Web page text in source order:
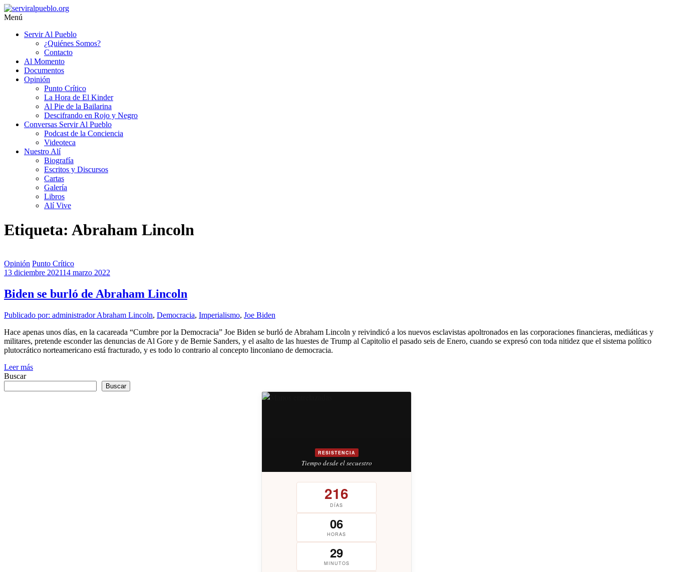
Saltar
al
#SomosServirAlPueblo
Menú
Servir Al Pueblo
¿Quiénes Somos?
Contacto
Al Momento
Documentos
Opinión
Punto Crítico
La Hora de El Kinder
Al Pie de la Bailarina
Descifrando en Rojo y Negro
Conversas Servir Al Pueblo
Podcast de la Conciencia
Videoteca
Nuestro Alí
Biografía
Escritos y Discursos
Cartas
Galería
Libros
Alí Vive
Etiqueta: Abraham Lincoln
Opinión Punto Crítico
13 diciembre 202114 marzo 2022
Biden se burló de Abraham Lincoln
Publicado por: administradorAbraham Lincoln, Democracia, Imperialismo, Joe Biden
Hace apenas unos días, en la cacareada “Cumbre por la Democracia” Joe Biden se burló de Abraham Lincoln y reivindicó a los nuevos esclavistas apoltronados en las corporaciones financieras, mediáticas y
militares, pretende esconder las denuncias de Al Gore y de Bernie Sanders, y el asalto de las huestes de Trump al Capitolio el pasado seis de Enero, cuando se expresó con toda nitidez que el sistema político
plutocrático norteamericano está fracturado, y es todo lo contrario al concepto linconiano de democracia.
Leer más
Buscar
Buscar
RESISTENCIA
Tiempo desde el secuestro
216
DÍAS
06
HORAS
29
MINUTOS